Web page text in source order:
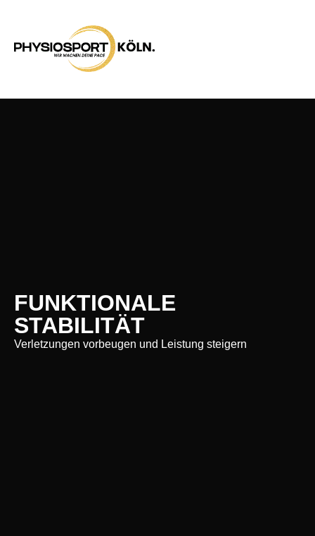
FUNKTIONALE
STABILITÄT
Verletzungen vorbeugen und Leistung steigern